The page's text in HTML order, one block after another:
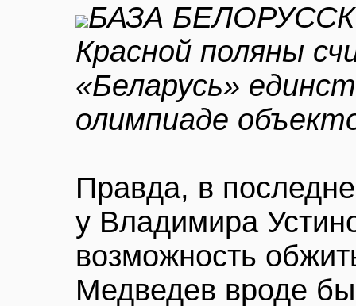
БАЗА
Красной поляны
«Беларусь»
олимпиаде
Правда, в
у Владимира
возможность
Медведев вроде